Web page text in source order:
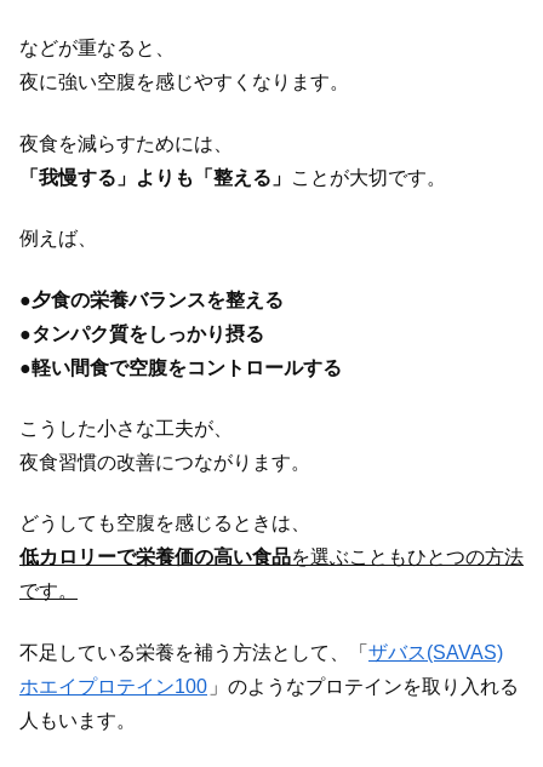
などが重なると、
夜に強い空腹を感じやすくなります。
夜食を減らすためには、
「我慢する」よりも「整える」 ことが大切です。
例えば、
●夕食の栄養バランスを整える
●タンパク質をしっかり摂る
●軽い間食で空腹をコントロールする
こうした小さな工夫が、
夜食習慣の改善につながります。
どうしても空腹を感じるときは、
低カロリーで栄養価の高い食品を選ぶこともひとつの方法
です。
不足している栄養を補う方法として、「 ザバス(SAVAS)
ホエイプロテイン100 」のようなプロテインを取り入れる
人もいます。